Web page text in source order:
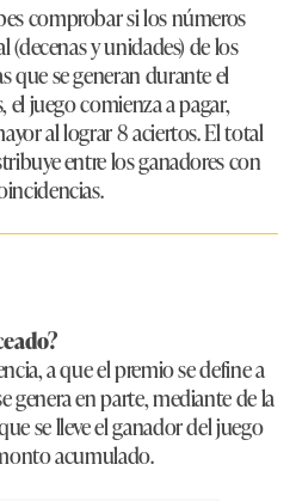
comprobar si los números
(decenas y unidades) de los
que se generan durante el
el juego comienza a pagar,
al lograr 8 aciertos. El total
entre los ganadores con
a que el premio se define a
genera en parte, mediante de la
se lleve el ganador del juego
acumulado.